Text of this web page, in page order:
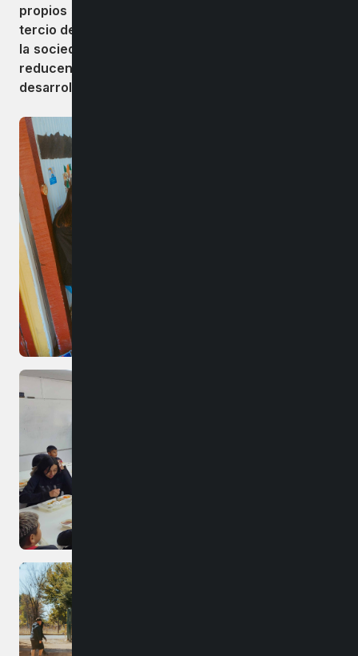
propios de cada territorio. En Chile, más de un
tercio de las escuelas son rurales, y su impacto en
la sociedad es invaluable: generan oportunidades,
reducen brechas de desigualdad y fomentan el
desarrollo local.